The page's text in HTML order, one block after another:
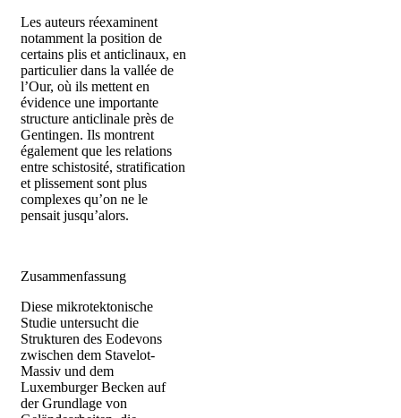
Les auteurs réexaminent
notamment la position de
certains plis et anticlinaux, en
particulier dans la vallée de
l’Our, où ils mettent en
évidence une importante
structure anticlinale près de
Gentingen. Ils montrent
également que les relations
entre schistosité, stratification
et plissement sont plus
complexes qu’on ne le
pensait jusqu’alors.
Zusammenfassung
Diese mikrotektonische
Studie untersucht die
Strukturen des Eodevons
zwischen dem Stavelot-
Massiv und dem
Luxemburger Becken auf
der Grundlage von